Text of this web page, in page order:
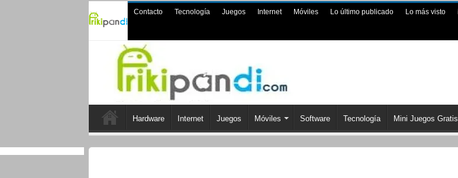
Contacto Tecnología Juegos Internet Móviles Lo último publicado Lo más visto
Hardware Internet Juegos Móviles Software Tecnología Mini Juegos Gratis